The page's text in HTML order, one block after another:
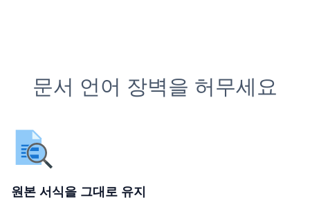
문서 언어 장벽을 허무세요
원본 서식을 그대로 유지